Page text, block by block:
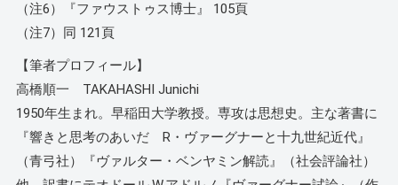
（注6）『ファウストゥス博士』 105頁
（注7）同 121頁
【筆者プロフィール】
高橋順一 TAKAHASHI Junichi
1950年生まれ。早稲田大学教授。専攻は思想史。主な著書に
『響きと思考のあいだ R・ヴァーグナーと十九世紀近代』
（青弓社）『ヴァルター・ベンヤミン解読』（社会評論社）